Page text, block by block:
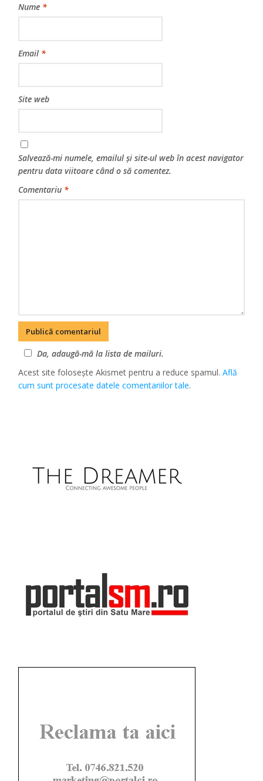
Nume *
Email *
Site web
Salvează-mi numele, emailul și site-ul web în acest navigator
pentru data viitoare când o să comentez.
Comentariu *
Da, adaugă-mă la lista de mailuri.
Acest site folosește Akismet pentru a reduce spamul.Află
cum sunt procesate datele comentariilor tale.